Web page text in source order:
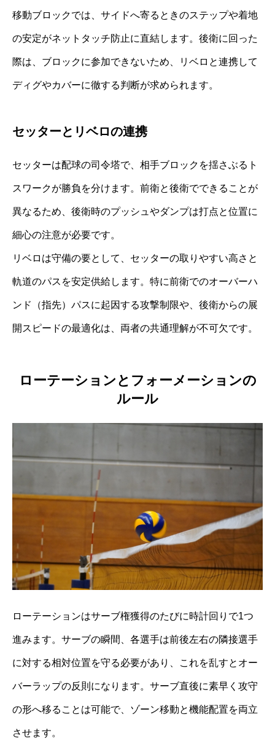
移動ブロックでは、サイドへ寄るときのステップや着地
の安定がネットタッチ防止に直結します。後衛に回った
際は、ブロックに参加できないため、リベロと連携して
ディグやカバーに徹する判断が求められます。
セッターとリベロの連携
セッターは配球の司令塔で、相手ブロックを揺さぶるト
スワークが勝負を分けます。前衛と後衛でできることが
異なるため、後衛時のプッシュやダンプは打点と位置に
細心の注意が必要です。
リベロは守備の要として、セッターの取りやすい高さと
軌道のパスを安定供給します。特に前衛でのオーバーハ
ンド（指先）パスに起因する攻撃制限や、後衛からの展
開スピードの最適化は、両者の共通理解が不可欠です。
ローテーションとフォーメーションの
ルール
ローテーションはサーブ権獲得のたびに時計回りで1つ
進みます。サーブの瞬間、各選手は前後左右の隣接選手
に対する相対位置を守る必要があり、これを乱すとオー
バーラップの反則になります。サーブ直後に素早く攻守
の形へ移ることは可能で、ゾーン移動と機能配置を両立
させます。